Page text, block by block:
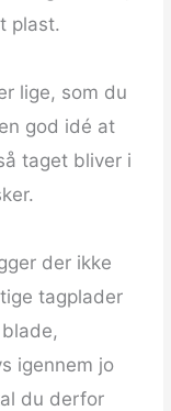
plast.
lige, som du
god idé at
taget bliver i
der ikke
tagplader
igennem jo
du derfor